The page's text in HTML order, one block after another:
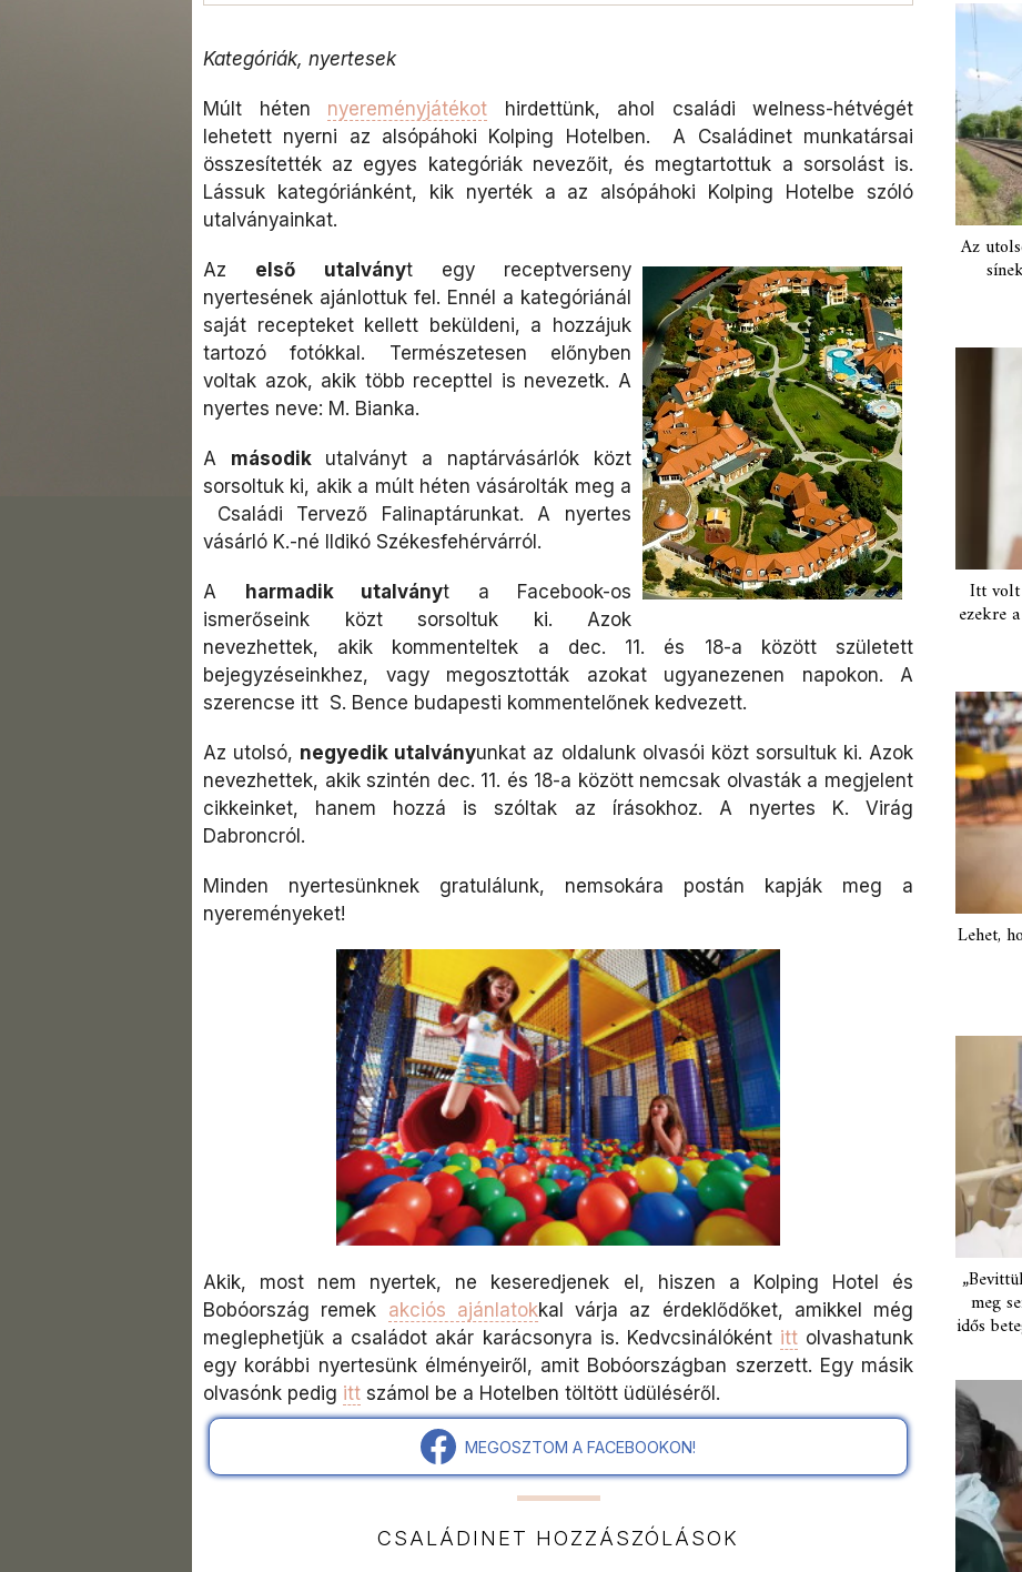
Kategóriák, nyertesek
Múlt héten nyereményjátékot hirdettünk, ahol családi welness-hétvégét
lehetett nyerni az alsópáhoki Kolping Hotelben. A Családinet munkatársai
összesítették az egyes kategóriák nevezőit, és megtartottuk a sorsolást is.
Lássuk kategóriánként, kik nyerték a az alsópáhoki Kolping Hotelbe szóló
utalványainkat.
Az első utalványt egy receptverseny
nyertesének ajánlottuk fel. Ennél a kategóriánál
saját recepteket kellett beküldeni, a hozzájuk
tartozó fotókkal. Természetesen előnyben
voltak azok, akik több recepttel is nevezetk. A
nyertes neve: M. Bianka.
A második utalványt a naptárvásárlók közt
sorsoltuk ki, akik a múlt héten vásárolták meg a
Családi Tervező Falinaptárunkat. A nyertes
vásárló K.-né Ildikó Székesfehérvárról.
A harmadik utalványt a Facebook-os
ismerőseink közt sorsoltuk ki. Azok
nevezhettek, akik kommenteltek a dec. 11. és 18-a között született
bejegyzéseinkhez, vagy megosztották azokat ugyanezenen napokon. A
szerencse itt S. Bence budapesti kommentelőnek kedvezett.
Az utolsó, negyedik utalványunkat az oldalunk olvasói közt sorsultuk ki. Azok
nevezhettek, akik szintén dec. 11. és 18-a között nemcsak olvasták a megjelent
cikkeinket, hanem hozzá is szóltak az írásokhoz. A nyertes K. Virág
Dabroncról.
Minden nyertesünknek gratulálunk, nemsokára postán kapják meg a
nyereményeket!
Akik, most nem nyertek, ne keseredjenek el, hiszen a Kolping Hotel és
Bobóország remek akciós ajánlatokkal várja az érdeklődőket, amikkel még
meglephetjük a családot akár karácsonyra is. Kedvcsinálóként ittolvashatunk
egy korábbi nyertesünk élményeiről, amit Bobóországban szerzett. Egy másik
olvasónk pedig itt számol be a Hotelben töltött üdüléséről.
MEGOSZTOM A FACEBOOKON!
CSALÁDINET HOZZÁSZÓLÁSOK
Az
Itt volt
ezekre
Lehet,
meg
idős